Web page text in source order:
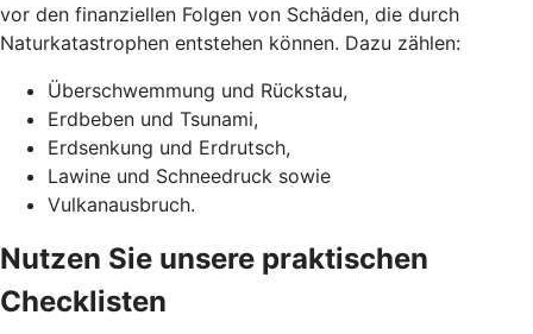
vor den finanziellen Folgen von Schäden, die durch
Naturkatastrophen entstehen können. Dazu zählen:
Überschwemmung und Rückstau,
Erdbeben und Tsunami,
Erdsenkung und Erdrutsch,
Lawine und Schneedruck sowie
Vulkanausbruch.
Nutzen Sie unsere praktischen
Checklisten